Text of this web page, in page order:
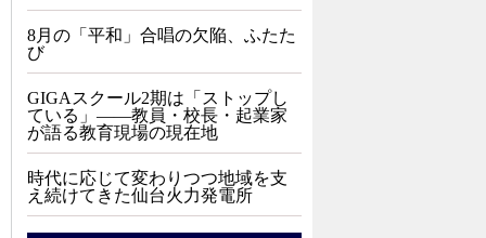
8月の「平和」合唱の欠陥、ふたた
び
GIGAスクール2期は「ストップし
ている」——教員・校長・起業家
が語る教育現場の現在地
時代に応じて変わりつつ地域を支
え続けてきた仙台火力発電所